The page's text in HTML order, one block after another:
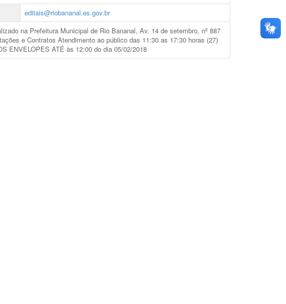
editais@riobananal.es.gov.br
na Prefeitura Municipal de Rio Bananal, Av. 14 de setembro, nº 887
e Contratos Atendimento ao público das 11:30 as 17:30 horas (27)
ENVELOPES ATÉ às 12:00 do dia 05/02/2018